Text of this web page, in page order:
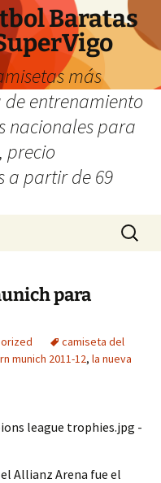
Baratas
más
entrenamiento
nacionales para
precio
a partir de 69
Buscar:
para
camiseta del
munich 2011-12, la nueva
Allianz Arena fue el